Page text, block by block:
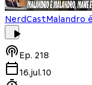
NerdCastMalandro
Ep. 218
16.jul.10